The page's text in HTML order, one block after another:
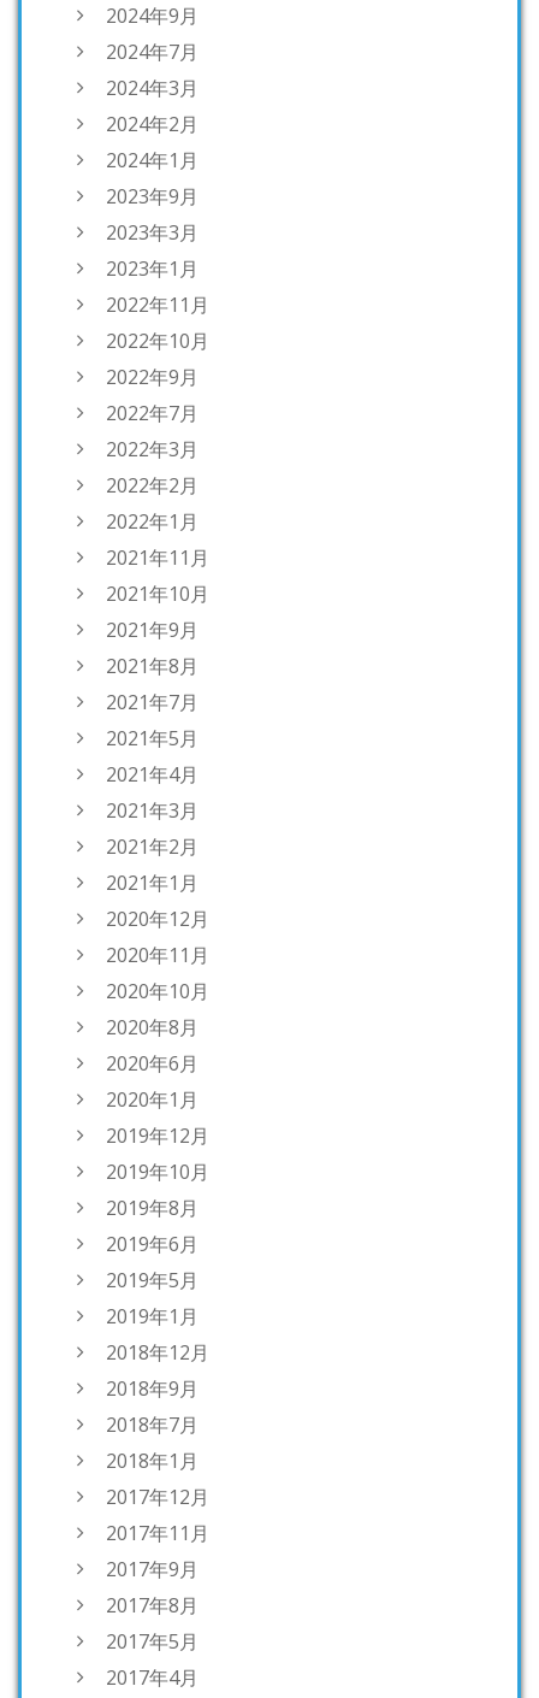
2024年9月
2024年7月
2024年3月
2024年2月
2024年1月
2023年9月
2023年3月
2023年1月
2022年11月
2022年10月
2022年9月
2022年7月
2022年3月
2022年2月
2022年1月
2021年11月
2021年10月
2021年9月
2021年8月
2021年7月
2021年5月
2021年4月
2021年3月
2021年2月
2021年1月
2020年12月
2020年11月
2020年10月
2020年8月
2020年6月
2020年1月
2019年12月
2019年10月
2019年8月
2019年6月
2019年5月
2019年1月
2018年12月
2018年9月
2018年7月
2018年1月
2017年12月
2017年11月
2017年9月
2017年8月
2017年5月
2017年4月